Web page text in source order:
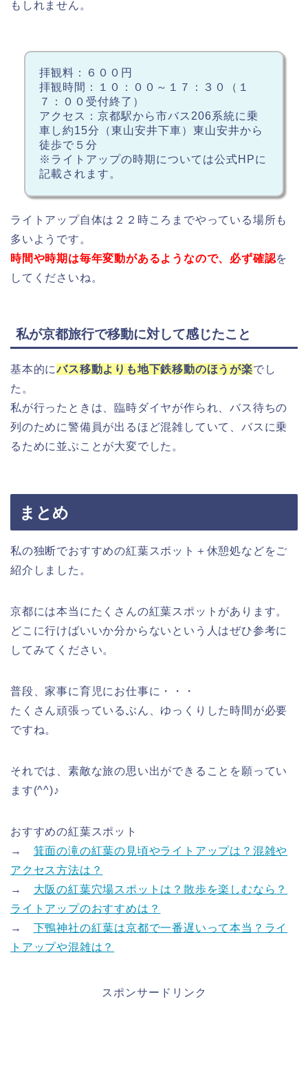
もしれません。
拝観料：６００円
拝観時間：１０：００～１７：３０（１
７：００受付終了）
アクセス：京都駅から市バス206系統に乗
車し約15分（東山安井下車）東山安井から
徒歩で５分
※ライトアップの時期については公式HPに
記載されます。
ライトアップ自体は２２時ころまでやっている場所も
多いようです。
時間や時期は毎年変動があるようなので、必ず確認を
してくださいね。
私が京都旅行で移動に対して感じたこと
基本的にバス移動よりも地下鉄移動のほうが楽でし
た。
私が行ったときは、臨時ダイヤが作られ、バス待ちの
列のために警備員が出るほど混雑していて、バスに乗
るために並ぶことが大変でした。
まとめ
私の独断でおすすめの紅葉スポット＋休憩処などをご
紹介しました。
京都には本当にたくさんの紅葉スポットがあります。
どこに行けばいいか分からないという人はぜひ参考に
してみてください。
普段、家事に育児にお仕事に・・・
たくさん頑張っているぶん、ゆっくりした時間が必要
ですね。
それでは、素敵な旅の思い出ができることを願ってい
ます(^^)♪
おすすめの紅葉スポット
→ 箕面の滝の紅葉の見頃やライトアップは？混雑や
アクセス方法は？
→ 大阪の紅葉穴場スポットは？散歩を楽しむなら？
ライトアップのおすすめは？
→ 下鴨神社の紅葉は京都で一番遅いって本当？ライ
トアップや混雑は？
スポンサードリンク